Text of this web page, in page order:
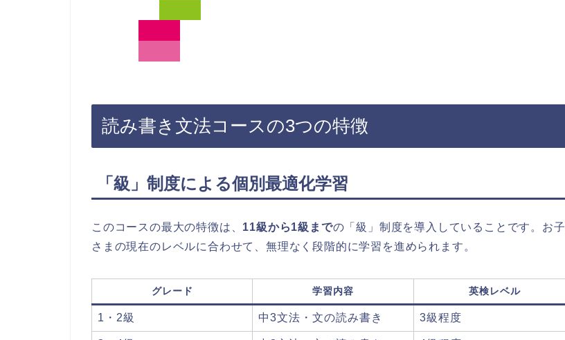
読み書き文法コースの3つの特徴
「級」制度による個別最適化学習
このコースの最大の特徴は、 11級から1級までの「級」制度を導入していることです。お子
さまの現在のレベルに合わせて、無理なく段階的に学習を進められます。
グレード 学習内容 英検レベル
1・2級 中3文法・文の読み書き 3級程度